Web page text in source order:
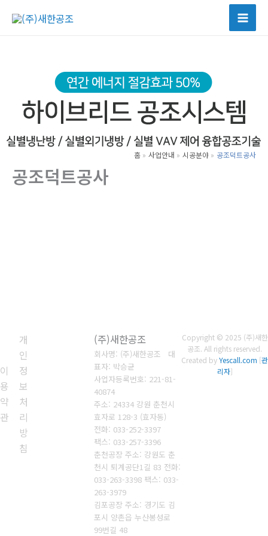
홈 사업안내 시공분야 공조덕트공사
공조덕트공사
이
용
약
관
개
인
정
보
처
리
방
침
(주)새한공조
회사명: (주)새한공조 대
표자: 박승균
사업자등록번호: 221-81-
40874
주소: 24334 강원 춘천시
효자로 128-3 (효자동)
전화: 033-252-3397
팩스: 033-257-3396
춘천공장 주소: 강원도 춘
천시 퇴계공단1길 83 전화:
033-263-3398 팩스: 033-
263-3979
김포공장 주소: 경기도 김
포시 양촌읍 누산봉성로
99번길 48
Copyright © 2025 (주)새한
공조. All rights reserved.
Created byYescall.com [관
리자]